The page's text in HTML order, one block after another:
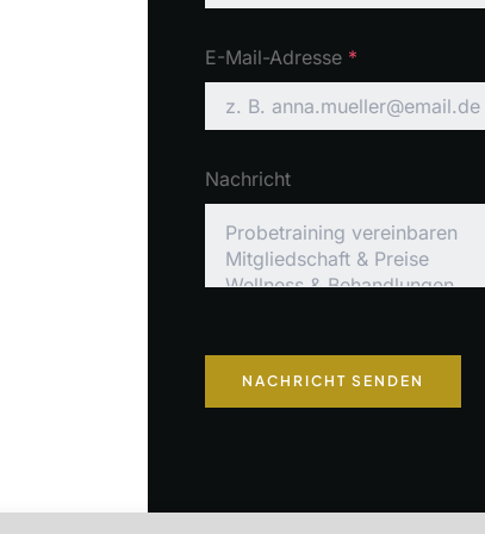
E-Mail-Adresse *
Nachricht
NACHRICHT SENDEN